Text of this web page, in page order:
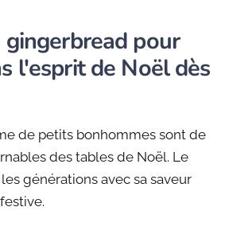
gingerbread pour
l'esprit de Noël dès
de petits bonhommes sont de
des tables de Noël. Le
générations avec sa saveur